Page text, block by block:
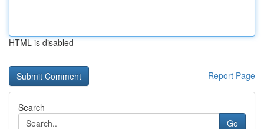
HTML is disabled
Report Page
Search
Go